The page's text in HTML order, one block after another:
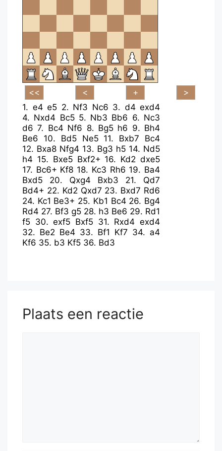
1. e4 e5 2. Nf3 Nc6 3. d4 exd4
4. Nxd4 Bc5 5. Nb3 Bb6 6. Nc3
d6 7. Bc4 Nf6 8. Bg5 h6 9. Bh4
Be6
10. Bd5 Ne5 11. Bxb7
Bc4
12. Bxa8 Nfg4 13. Bg3 h5 14. Nd5
h4 15. Bxe5 Bxf2+ 16. Kd2 dxe5
17. Bc6+ Kf8 18. Kc3 Rh6 19. Ba4
Bxd5
20. Qxg4 Bxb3 21. Qd7
Bd4+ 22. Kd2 Qxd7 23. Bxd7 Rd6
24. Kc1 Be3+ 25. Kb1 Bc4 26. Bg4
Rd4 27. Bf3 g5 28. h3 Be6 29. Rd1
f5 30.exf5 Bxf5 31. Rxd4 exd4
32. Be2 Be4 33. Bf1 Kf7 34. a4
Kf6 35. b3 Kf5 36. Bd3
Plaats een reactie